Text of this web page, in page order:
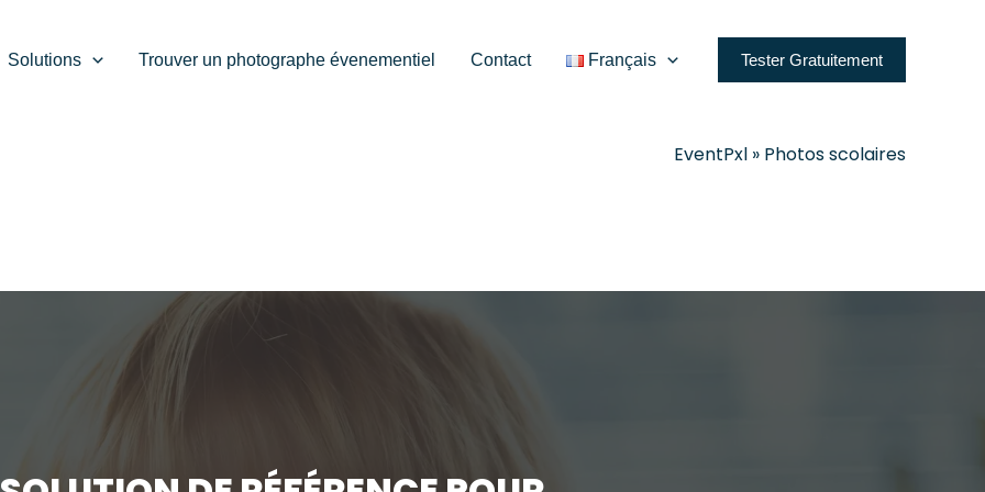
Solutions Trouver un photographe évenementiel Contact Français Tester Gratuitement
EventPxl » Photos scolaires